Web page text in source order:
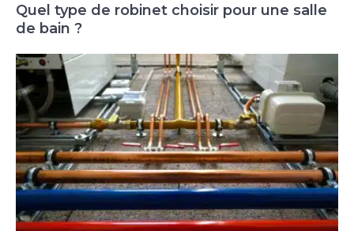
Quel type de robinet choisir pour une salle
de bain ?